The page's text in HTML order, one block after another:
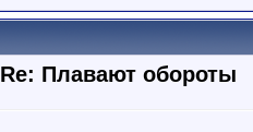
Re: Плавают обороты